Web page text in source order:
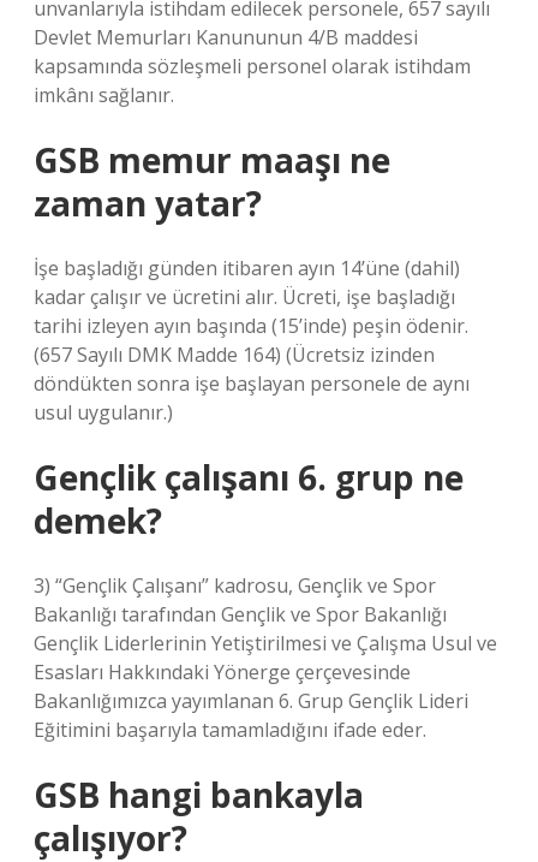
unvanlarıyla istihdam edilecek personele, 657 sayılı
Devlet Memurları Kanununun 4/B maddesi
kapsamında sözleşmeli personel olarak istihdam
imkânı sağlanır.
GSB memur maaşı ne
zaman yatar?
İşe başladığı günden itibaren ayın 14’üne (dahil)
kadar çalışır ve ücretini alır. Ücreti, işe başladığı
tarihi izleyen ayın başında (15’inde) peşin ödenir.
(657 Sayılı DMK Madde 164) (Ücretsiz izinden
döndükten sonra işe başlayan personele de aynı
usul uygulanır.)
Gençlik çalışanı 6. grup ne
demek?
3) “Gençlik Çalışanı” kadrosu, Gençlik ve Spor
Bakanlığı tarafından Gençlik ve Spor Bakanlığı
Gençlik Liderlerinin Yetiştirilmesi ve Çalışma Usul ve
Esasları Hakkındaki Yönerge çerçevesinde
Bakanlığımızca yayımlanan 6. Grup Gençlik Lideri
Eğitimini başarıyla tamamladığını ifade eder.
GSB hangi bankayla
çalışıyor?